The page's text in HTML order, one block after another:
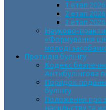
1 етап 2026
2 етап 2026
3 етап 2026
Науково-
«Формування
молоді
Протидія булінгу
Кодекс
Антибулінгова
Порядок
булінгу
Положення про
насильству та